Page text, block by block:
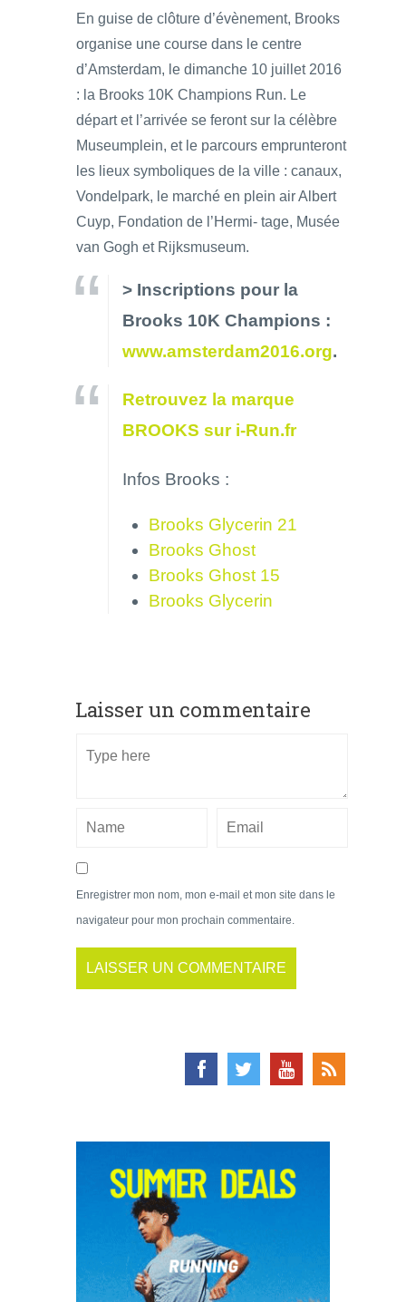
En guise de clôture d’évènement, Brooks
organise une course dans le centre
d’Amsterdam, le dimanche 10 juillet 2016
: la Brooks 10K Champions Run. Le
départ et l’arrivée se feront sur la célèbre
Museumplein, et le parcours emprunteront
les lieux symboliques de la ville : canaux,
Vondelpark, le marché en plein air Albert
Cuyp, Fondation de l’Hermi- tage, Musée
van Gogh et Rijksmuseum.
> Inscriptions pour la
Brooks 10K Champions :
www.amsterdam2016.org.
Retrouvez la marque
BROOKS sur i-Run.fr
Infos Brooks :
Brooks Glycerin 21
Brooks Ghost
Brooks Ghost 15
Brooks Glycerin
Laisser un commentaire
Enregistrer mon nom, mon e-mail et mon site dans le
navigateur pour mon prochain commentaire.